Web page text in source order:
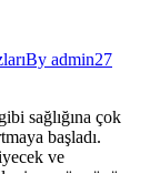
By admin27
sağlığına çok
başladı.
ve